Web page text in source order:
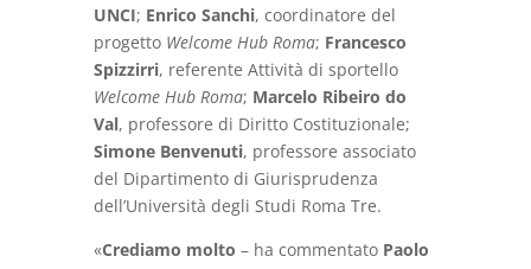
UNCI; Enrico Sanchi, coordinatore del
progetto Welcome Hub Roma; Francesco
Spizzirri, referente Attività di sportello
Welcome Hub Roma; Marcelo Ribeiro do
Val, professore di Diritto Costituzionale;
Simone Benvenuti, professore associato
del Dipartimento di Giurisprudenza
dell’Università degli Studi Roma Tre.
«Crediamo molto – ha commentato Paolo